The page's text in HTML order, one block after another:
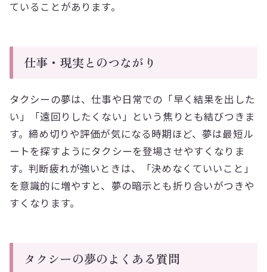
ていることがあります。
仕事・現実とのつながり
タクシーの夢は、仕事や日常での「早く結果を出した
い」「遠回りしたくない」という焦りとも結びつきま
す。締め切りや評価が気になる時期ほど、夢は最短ル
ートを探すようにタクシーを登場させやすくなりま
す。判断疲れが強いときは、「決めなくていいこと」
を意識的に増やすと、夢の暗示とも折り合いがつきや
すくなります。
タクシーの夢のよくある質問